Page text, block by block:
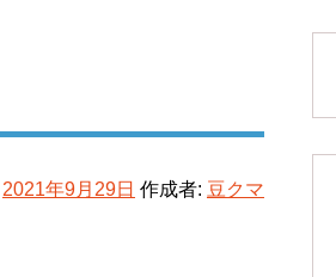
2021年9月29日 作成者: 豆クマ